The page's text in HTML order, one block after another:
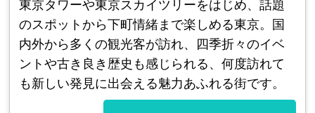
東京タワーや東京スカイツリーをはじめ、話題
のスポットから下町情緒まで楽しめる東京。国
内外から多くの観光客が訪れ、四季折々のイベ
ントや古き良き歴史も感じられる、何度訪れて
も新しい発見に出会える魅力あふれる街です。